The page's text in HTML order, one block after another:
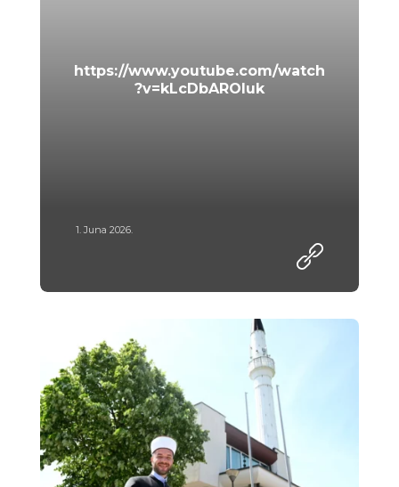
https://www.youtube.com/watch
?v=kLcDbAROluk
1. Juna 2026.